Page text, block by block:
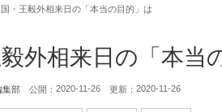
・王毅外相来日の「本当の目的」は
外相来日の「本当
集部 公開： 2020-11-26 更新： 2020-11-26